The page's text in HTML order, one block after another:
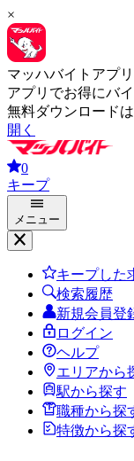
×
マッハバイトアプリ
アプリでお得にバイ
無料ダウンロード
開く
0
キープ
メニュー
キープした
検索履歴
新規会員登
ログイン
ヘルプ
エリアから
駅から探す
職種から探
特徴から探